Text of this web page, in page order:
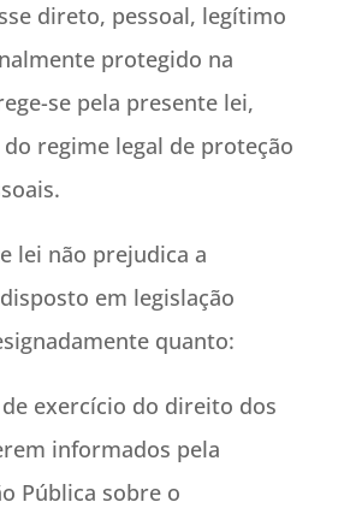
direto, pessoal, legítimo
protegido na
se pela presente lei,
regime legal de proteção
lei não prejudica a
em legislação
quanto:
exercício do direito dos
informados pela
Pública sobre o